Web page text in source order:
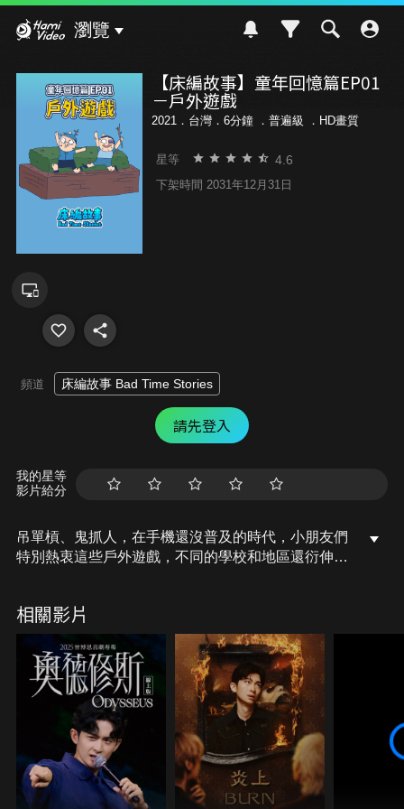
瀏覽
【床編故事】童年回憶篇EP01
－戶外遊戲
2021．台灣．6分鐘 ． 普遍級 ．HD畫質
星等 4.6
下架時間 2031年12月31日
頻道 床編故事 Bad Time Stories
請先登入
我的星等
影片給分
吊單槓、鬼抓人，在手機還沒普及的時代，小朋友們
特別熱衷這些戶外遊戲，不同的學校和地區還衍伸出
相關影片